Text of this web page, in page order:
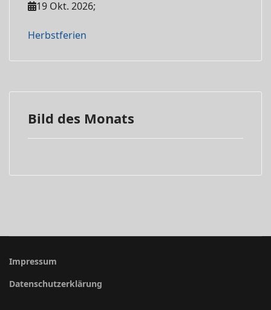
19 Okt. 2026;
Herbstferien
Bild des Monats
Impressum
Datenschutzerklärung